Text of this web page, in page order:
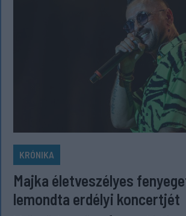
KRÓNIKA
Majka életveszélyes
lemondta erdélyi koncertjét